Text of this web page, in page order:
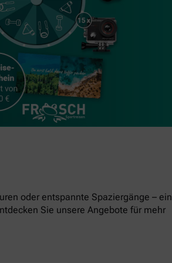
oder entspannte Spaziergänge – ein
Sie unsere Angebote für mehr